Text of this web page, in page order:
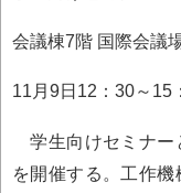
会議棟7階 国際会議
11月9日12：30～15
学生向けセミナー
を開催する。工作